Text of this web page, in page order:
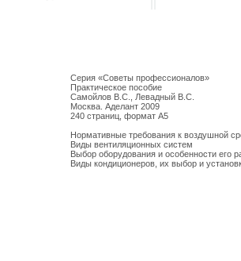
Серия «Советы профессионалов»
Практическое пособие
Самойлов В.С., Левадный В.С.
Москва. Аделант 2009
240 страниц, формат А5
Нормативные требования к воздушной
Виды вентиляционных систем
Выбор оборудования и особенности его
Виды кондиционеров, их выбор и